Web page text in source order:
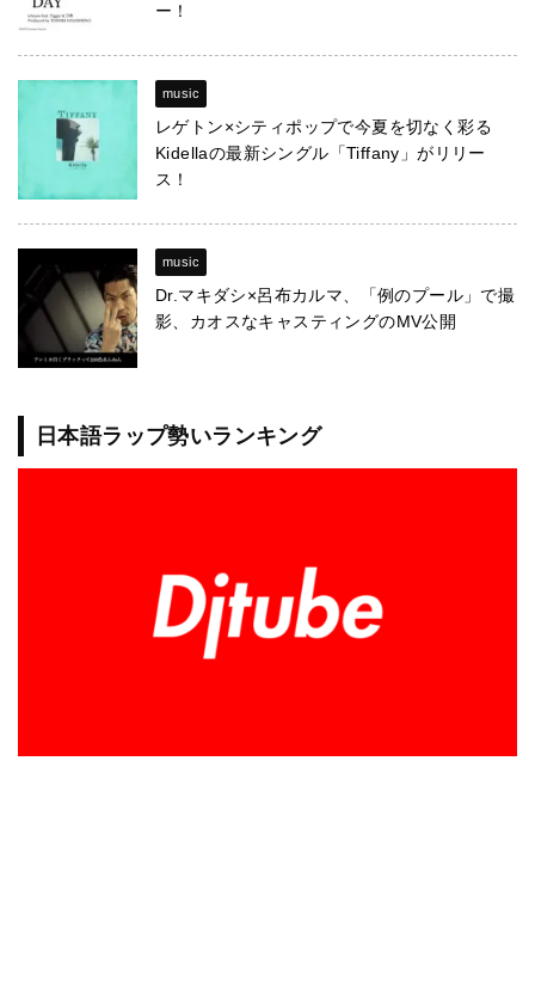
ー！
music
レゲトン×シティポップで今夏を切なく彩る
Kidellaの最新シングル「Tiffany」がリリー
ス！
music
Dr.マキダシ×呂布カルマ、「例のプール」で撮
影、カオスなキャスティングのMV公開
日本語ラップ勢いランキング